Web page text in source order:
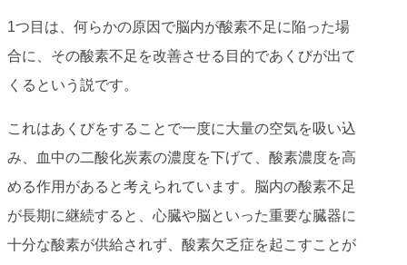
1つ目は、何らかの原因で脳内が酸素不足に陥った場
合に、その酸素不足を改善させる目的であくびが出て
くるという説です。
これはあくびをすることで一度に大量の空気を吸い込
み、血中の二酸化炭素の濃度を下げて、酸素濃度を高
める作用があると考えられています。脳内の酸素不足
が長期に継続すると、心臓や脳といった重要な臓器に
十分な酸素が供給されず、酸素欠乏症を起こすことが